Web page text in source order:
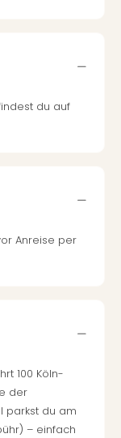
du auf
Anreise per
100 Köln-
der
parkst du am
– einfach